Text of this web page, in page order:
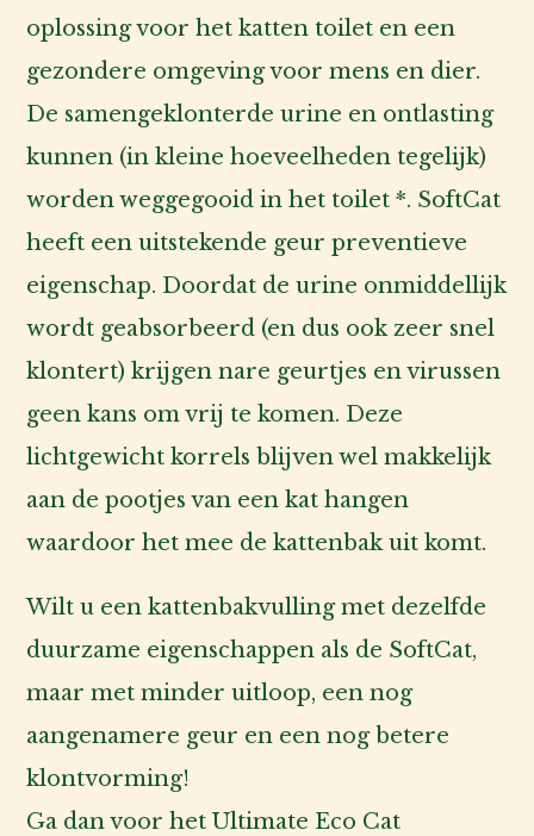
oplossing voor het katten toilet en een
gezondere omgeving voor mens en dier.
De samengeklonterde urine en ontlasting
kunnen (in kleine hoeveelheden tegelijk)
worden weggegooid in het toilet *. SoftCat
heeft een uitstekende geur preventieve
eigenschap. Doordat de urine onmiddellijk
wordt geabsorbeerd (en dus ook zeer snel
klontert) krijgen nare geurtjes en virussen
geen kans om vrij te komen. Deze
lichtgewicht korrels blijven wel makkelijk
aan de pootjes van een kat hangen
waardoor het mee de kattenbak uit komt.
Wilt u een kattenbakvulling met dezelfde
duurzame eigenschappen als de SoftCat,
maar met minder uitloop, een nog
aangenamere geur en een nog betere
klontvorming!
Ga dan voor hetUltimate Eco Cat